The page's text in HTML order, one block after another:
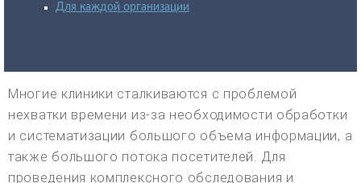
Для каждой организации
Многие клиники сталкиваются с проблемой
нехватки времени из-за необходимости обработки
и систематизации большого объема информации, а
также большого потока посетителей. Для
проведения комплексного обследования и